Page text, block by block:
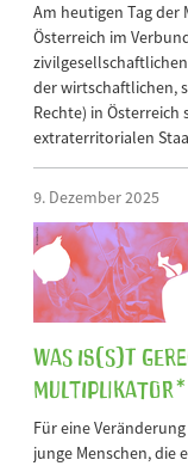
Am heutigen Tag der
Österreich im
der wirtschaftlichen,
Rechte) in
extraterritorialen
9. Dezember 2025
Was is(s)t
Für eine
junge Menschen, die